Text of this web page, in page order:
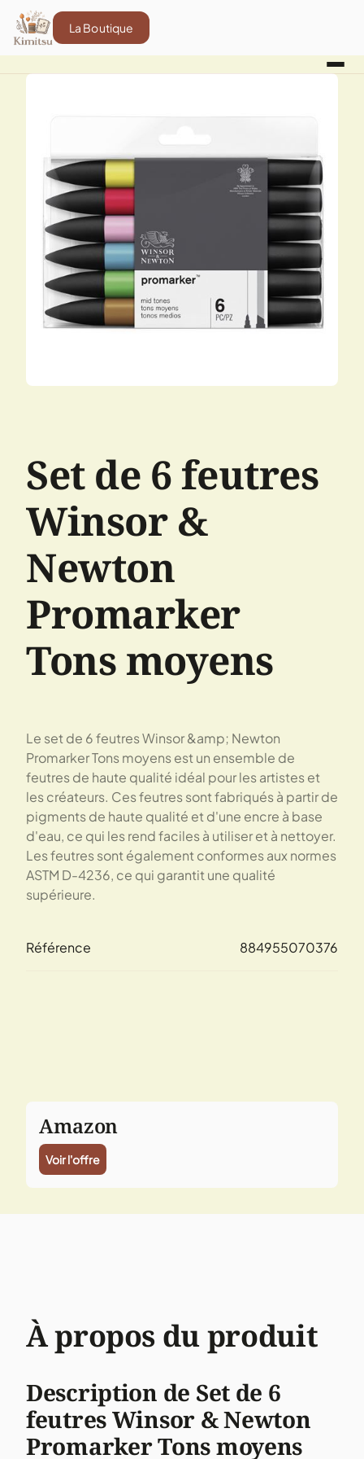
La Boutique
Set de 6 feutres
Winsor &
Newton
Promarker
Tons moyens
Le set de 6 feutres Winsor &amp; Newton
Promarker Tons moyens est un ensemble de
feutres de haute qualité idéal pour les artistes et
les créateurs. Ces feutres sont fabriqués à partir de
pigments de haute qualité et d'une encre à base
d'eau, ce qui les rend faciles à utiliser et à nettoyer.
Les feutres sont également conformes aux normes
ASTM D-4236, ce qui garantit une qualité
supérieure.
Référence 884955070376
Amazon
Voir l'offre
À propos du produit
Description de Set de 6
feutres Winsor & Newton
Promarker Tons moyens